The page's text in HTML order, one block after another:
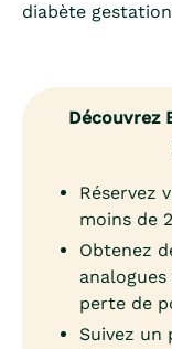
diabète
Découvrez
Réservez
moins de
Obtenez
analogues
perte de
Suivez un